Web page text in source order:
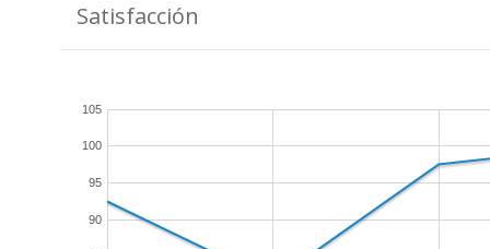
Satisfacción
90
95
100
105